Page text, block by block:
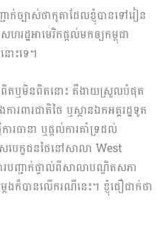
ាក់ច្បាស់ថាកូតាដែលខ្ញុំបានទៅរៀន
ដ្ឋអាមេរិកផ្ដល់មកឲ្យកម្ពុជា
ោះទេ។
រពិតឬមិនពិតនោះ គឺងាយស្រួលបំផុត
ពារជាតិថៃ ឬស្ថានឯកអគ្គរដ្ឋទូត
ការធានា ឬផ្តល់ការគាំទ្រដល់
បេក្ខជនថៃនៅសាលា West
បញ្ជាក់ផ្ទាល់ពីសាលាបណ្ឌិតសភា
ងក៏បានលើករណីនេះ។ ខ្ញុំជឿជាក់ថា